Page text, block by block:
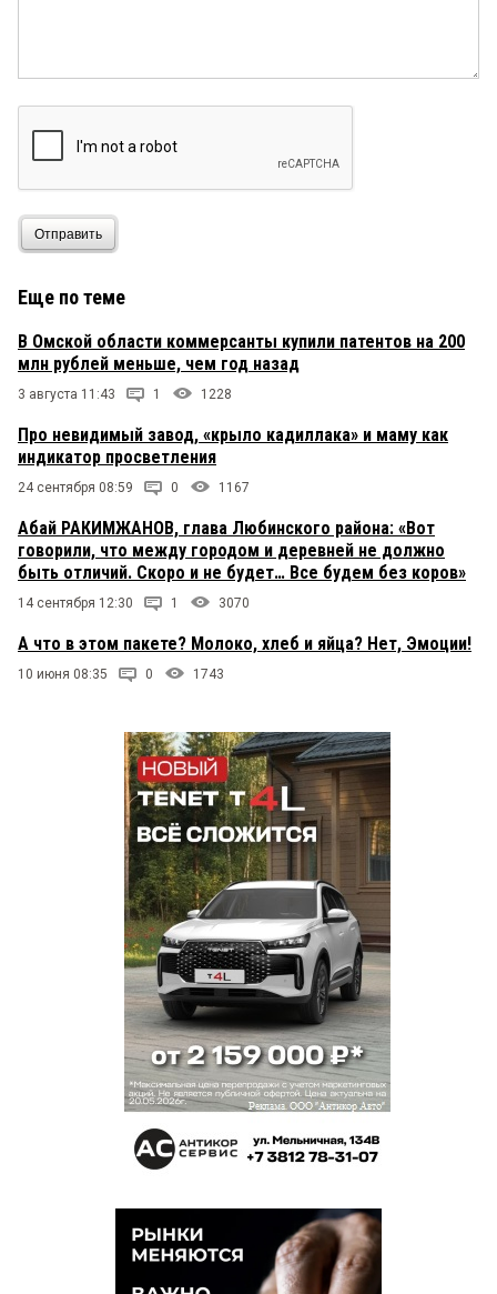
Отправить
Еще по теме
В Омской области коммерсанты купили патентов на 200
млн рублей меньше, чем год назад
3 августа 11:43 1 1228
Про невидимый завод, «крыло кадиллака» и маму как
индикатор просветления
24 сентября 08:59 0 1167
Абай РАКИМЖАНОВ, глава Любинского района: «Вот
говорили, что между городом и деревней не должно
быть отличий. Скоро и не будет… Все будем без коров»
14 сентября 12:30 1 3070
А что в этом пакете? Молоко, хлеб и яйца? Нет, Эмоции!
10 июня 08:35 0 1743